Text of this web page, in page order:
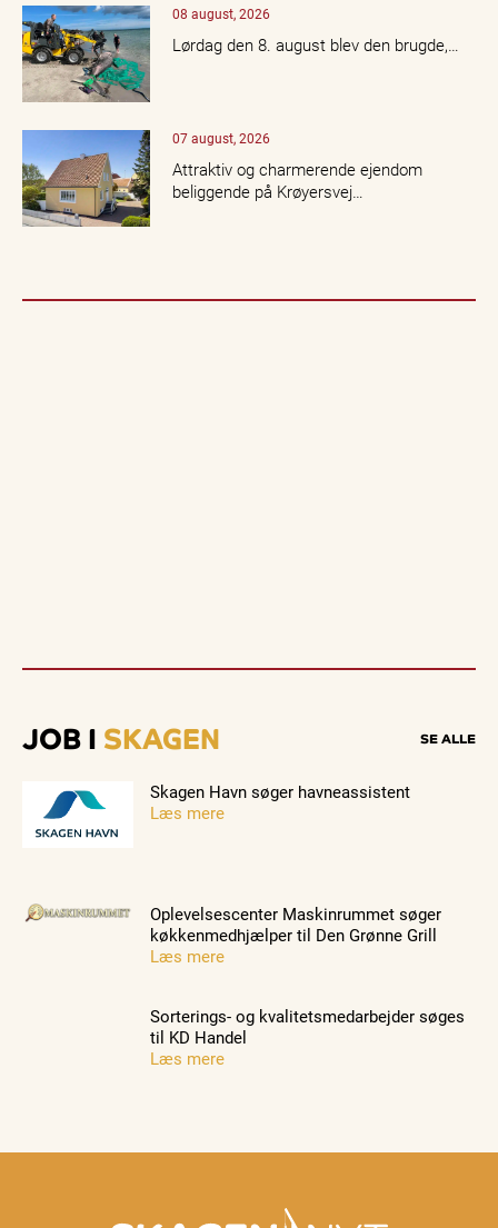
08 august, 2026
Lørdag den 8. august blev den brugde,…
07 august, 2026
Attraktiv og charmerende ejendom
beliggende på Krøyersvej…
JOB I SKAGEN SE ALLE
Skagen Havn søger havneassistent
Læs mere
Oplevelsescenter Maskinrummet søger
køkkenmedhjælper til Den Grønne Grill
Læs mere
Sorterings- og kvalitetsmedarbejder søges
til KD Handel
Læs mere